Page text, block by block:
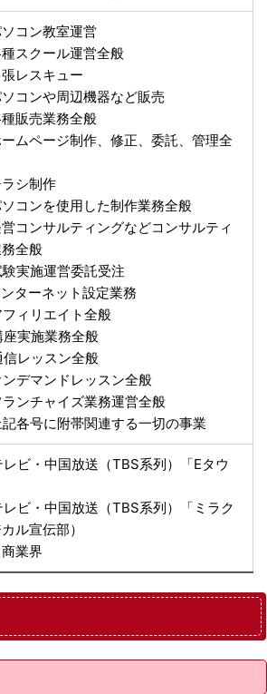
ソコン教室運営
種スクール運営全般
レスキュー
ソコンや周辺機器など販売
種販売業務全般
ームページ制作、修正、委託、管理全
ラシ制作
ソコンを使用した制作業務全般
営コンサルティングなどコンサルティ
全般
験実施運営委託受注
ターネット設定業務
フィリエイト全般
座実施業務全般
信レッスン全般
ンデマンドレッスン全般
ランチャイズ業務運営全般
記各号に附帯関連する一切の事業
レビ・中国放送（TBS系列）「Eタウ
レビ・中国放送（TBS系列）「ミラク
ル宣伝部）
業界